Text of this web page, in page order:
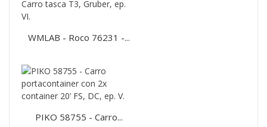
WMLAB - Roco 76231 -...
PIKO 58755 - Carro...